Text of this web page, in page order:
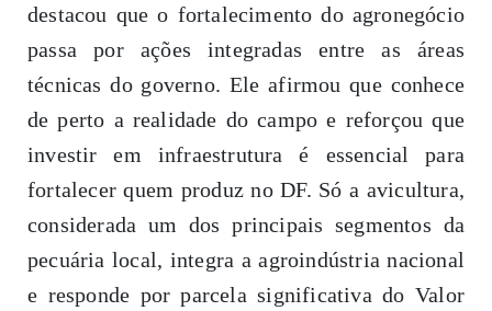
destacou que o fortalecimento do agronegócio
passa por ações integradas entre as áreas
técnicas do governo. Ele afirmou que conhece
de perto a realidade do campo e reforçou que
investir em infraestrutura é essencial para
fortalecer quem produz no DF. Só a avicultura,
considerada um dos principais segmentos da
pecuária local, integra a agroindústria nacional
e responde por parcela significativa do Valor